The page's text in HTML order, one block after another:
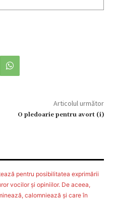
Articolul următor
O pledoarie pentru avort (i)
pentru posibilitatea exprimării
vocilor şi opiniilor. De aceea,
calomniează şi care în